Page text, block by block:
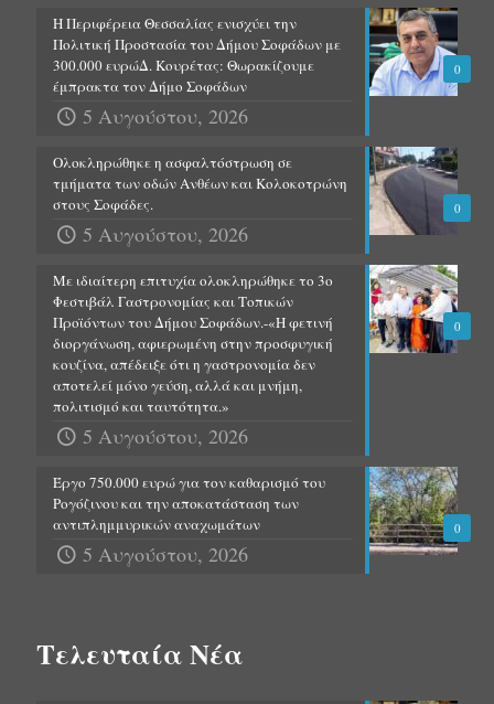
0
Η Περιφέρεια Θεσσαλίας ενισχύει την
Πολιτική Προστασία του Δήμου Σοφάδων με
300.000 ευρώΔ. Κουρέτας: Θωρακίζουμε
έμπρακτα τον Δήμο Σοφάδων
5 Αυγούστου, 2026
0
Ολοκληρώθηκε η ασφαλτόστρωση σε
τμήματα των οδών Ανθέων και Κολοκοτρώνη
στους Σοφάδες.
5 Αυγούστου, 2026
0
Με ιδιαίτερη επιτυχία ολοκληρώθηκε το 3ο
Φεστιβάλ Γαστρονομίας και Τοπικών
Προϊόντων του Δήμου Σοφάδων.-«Η φετινή
διοργάνωση, αφιερωμένη στην προσφυγική
κουζίνα, απέδειξε ότι η γαστρονομία δεν
αποτελεί μόνο γεύση, αλλά και μνήμη,
πολιτισμό και ταυτότητα.»
5 Αυγούστου, 2026
0
Έργο 750.000 ευρώ για τον καθαρισμό του
Ρογόζινου και την αποκατάσταση των
αντιπλημμυρικών αναχωμάτων
5 Αυγούστου, 2026
Τελευταία Νέα